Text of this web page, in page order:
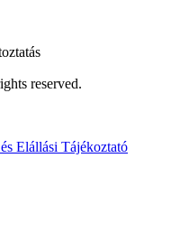
reserved.
Elállási Tájékoztató